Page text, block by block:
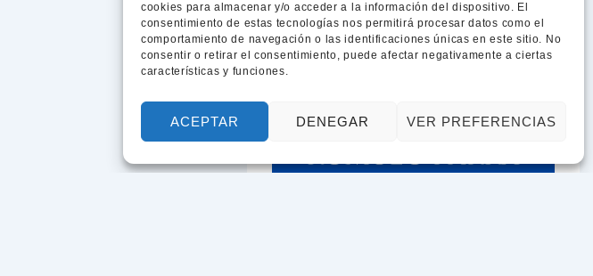
cookies para almacenar y/o acceder a la información del dispositivo. El
consentimiento de estas tecnologías nos permitirá procesar datos como el
comportamiento de navegación o las identificaciones únicas en este sitio. No
consentir o retirar el consentimiento, puede afectar negativamente a ciertas
características y funciones.
ACEPTAR DENEGAR VER PREFERENCIAS